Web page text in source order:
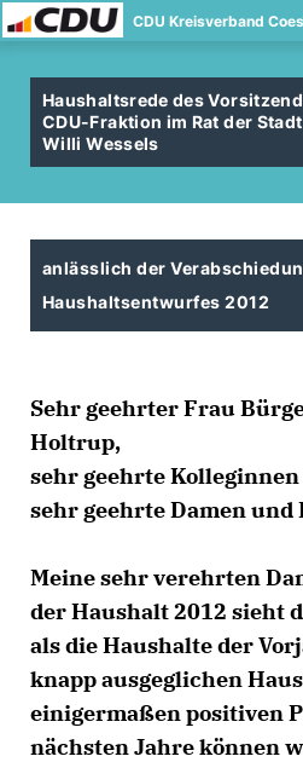
CDU Kreisverband
Haushaltsrede des
CDU-Fraktion im Rat der
Willi Wessels
anlässlich der
Haushaltsentwurfes 2012
Sehr geehrter Frau
Holtrup,
sehr geehrte
sehr geehrte Damen und
Meine sehr verehrten
der Haushalt 2012 sieht
als die Haushalte der
knapp ausgeglichen
einigermaßen positiven
nächsten Jahre können